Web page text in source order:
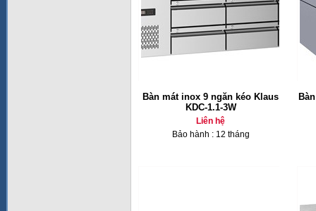
Bàn mát inox 9 ngăn kéo Klaus
KDC-1.1-3W
Liên hệ
Bảo hành : 12 tháng